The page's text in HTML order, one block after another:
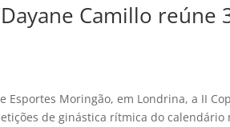
Camillo reúne
Esportes Moringão, em Londrina, a II
de ginástica rítmica do calendário